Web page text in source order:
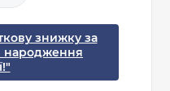
знижку за
народження